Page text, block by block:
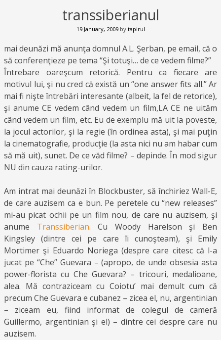
transsiberianul
19 January, 2009by tapirul
mai deunăzi mă anunţa domnul A.L. Şerban, pe email, că o
să conferenţieze pe tema “Şi totuşi… de ce vedem filme?”
Întrebare oareşcum retorică. Pentru ca fiecare are
motivul lui, şi nu cred că există un “one answer fits all.” Ar
mai fi nişte întrebări interesante (albeit, la fel de retorice),
şi anume CE vedem când vedem un film,LA CE ne uităm
când vedem un film, etc. Eu de exemplu mă uit la poveste,
la jocul actorilor, şi la regie (în ordinea asta), şi mai puţin
la cinematografie, producţie (la asta nici nu am habar cum
să mă uit), sunet. De ce văd filme? – depinde. În mod sigur
NU din cauza rating-urilor.
Am intrat mai deunăzi în Blockbuster, să închiriez Wall-E,
de care auzisem ca e bun. Pe peretele cu “new releases”
mi-au picat ochii pe un film nou, de care nu auzisem, şi
anume Transsiberian. Cu Woody Harelson şi Ben
Kingsley (dintre cei pe care îi cunoşteam), şi Emily
Mortimer şi Eduardo Noriega (despre care citesc că l-a
jucat pe “Che” Guevara – (apropo, de unde obsesia asta
power-florista cu Che Guevara? – tricouri, medalioane,
alea. Mă contraziceam cu Coiotu’ mai demult cum că
precum Che Guevara e cubanez – zicea el, nu, argentinian
– ziceam eu, fiind informat de colegul de cameră
Guillermo, argentinian şi el) – dintre cei despre care nu
auzisem.